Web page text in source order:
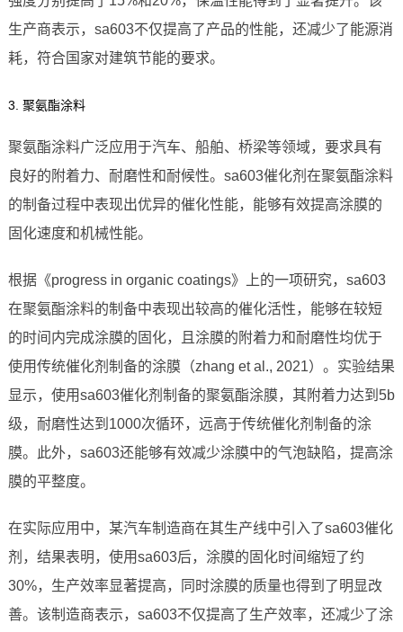
生产商表示，sa603不仅提高了产品的性能，还减少了能源消
耗，符合国家对建筑节能的要求。
3. 聚氨酯涂料
聚氨酯涂料广泛应用于汽车、船舶、桥梁等领域，要求具有
良好的附着力、耐磨性和耐候性。sa603催化剂在聚氨酯涂料
的制备过程中表现出优异的催化性能，能够有效提高涂膜的
固化速度和机械性能。
根据《progress in organic coatings》上的一项研究，sa603
在聚氨酯涂料的制备中表现出较高的催化活性，能够在较短
的时间内完成涂膜的固化，且涂膜的附着力和耐磨性均优于
使用传统催化剂制备的涂膜（zhang et al., 2021）。实验结果
显示，使用sa603催化剂制备的聚氨酯涂膜，其附着力达到5b
级，耐磨性达到1000次循环，远高于传统催化剂制备的涂
膜。此外，sa603还能够有效减少涂膜中的气泡缺陷，提高涂
膜的平整度。
在实际应用中，某汽车制造商在其生产线中引入了sa603催化
剂，结果表明，使用sa603后，涂膜的固化时间缩短了约
30%，生产效率显著提高，同时涂膜的质量也得到了明显改
善。该制造商表示，sa603不仅提高了生产效率，还减少了涂